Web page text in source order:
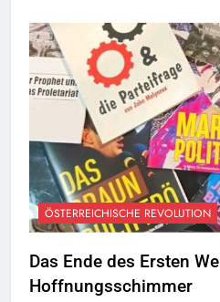
ÖSTERREICHISCHE REVOLUTION
Das Ende des Ersten
Hoffnungsschimmer